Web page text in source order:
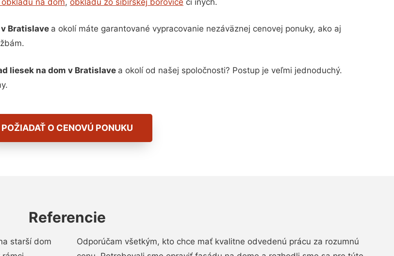
Bratislave a okolí máte garantované vypracovanie nezáväznej cenovej ponuky, ako aj
liesek na dom v Bratislave a okolí od našej spoločnosti? Postup je veľmi jednoduchý.
POŽIADAŤ O CENOVÚ PONUKU
Referencie
starší dom
Odporúčam všetkým, kto chce mať kvalitne odvedenú prácu za rozumnú